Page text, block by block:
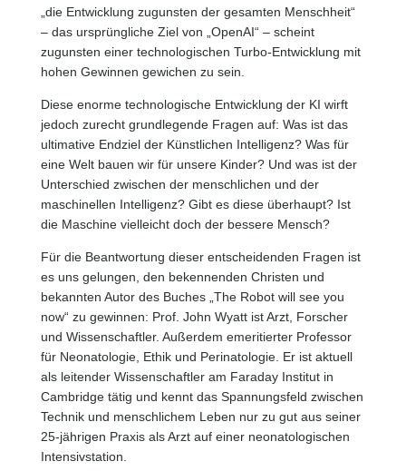
„die Entwicklung zugunsten der gesamten Menschheit“
– das ursprüngliche Ziel von „OpenAI“ – scheint
zugunsten einer technologischen Turbo-Entwicklung mit
hohen Gewinnen gewichen zu sein.
Diese enorme technologische Entwicklung der KI wirft
jedoch zurecht grundlegende Fragen auf: Was ist das
ultimative Endziel der Künstlichen Intelligenz? Was für
eine Welt bauen wir für unsere Kinder? Und was ist der
Unterschied zwischen der menschlichen und der
maschinellen Intelligenz? Gibt es diese überhaupt? Ist
die Maschine vielleicht doch der bessere Mensch?
Für die Beantwortung dieser entscheidenden Fragen ist
es uns gelungen, den bekennenden Christen und
bekannten Autor des Buches „The Robot will see you
now“ zu gewinnen: Prof. John Wyatt ist Arzt, Forscher
und Wissenschaftler. Außerdem emeritierter Professor
für Neonatologie, Ethik und Perinatologie. Er ist aktuell
als leitender Wissenschaftler am Faraday Institut in
Cambridge tätig und kennt das Spannungsfeld zwischen
Technik und menschlichem Leben nur zu gut aus seiner
25-jährigen Praxis als Arzt auf einer neonatologischen
Intensivstation.